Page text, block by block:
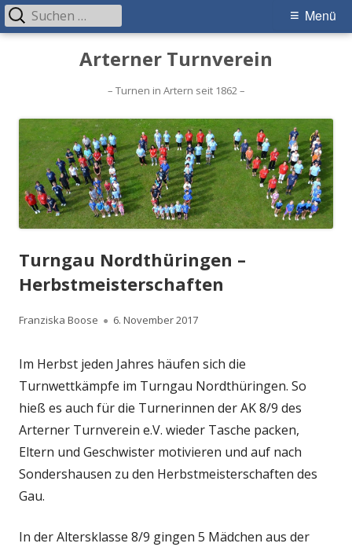
Arterner Turnverein
– Turnen in Artern seit 1862 –
Primäres
Menü
Suchen
nach:
Turngau Nordthüringen –
Herbstmeisterschaften
Autor
Franziska Boose
Veröffentlicht
6. November 2017
Im Herbst jeden Jahres häufen sich die
Turnwettkämpfe im Turngau Nordthüringen. So
hieß es auch für die Turnerinnen der AK 8/9 des
Arterner Turnverein e.V. wieder Tasche packen,
Eltern und Geschwister motivieren und auf nach
Sondershausen zu den Herbstmeisterschaften des
Gau.
In der Altersklasse 8/9 gingen 5 Mädchen aus der